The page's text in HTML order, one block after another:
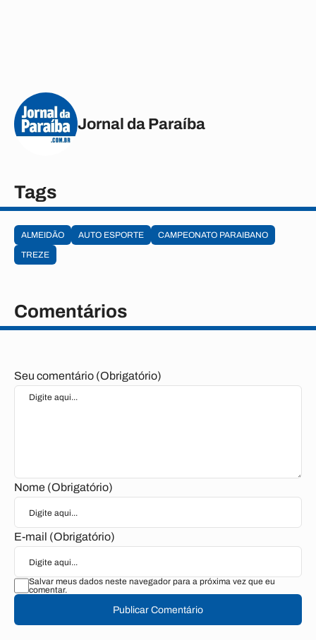
Jornal da Paraíba
Tags
ALMEIDÃO AUTO ESPORTE
CAMPEONATO PARAIBANO
TREZE
Comentários
Seu comentário (Obrigatório)
Nome (Obrigatório)
E-mail (Obrigatório)
Salvar meus dados neste navegador para a próxima vez que eu
comentar.
Publicar Comentário